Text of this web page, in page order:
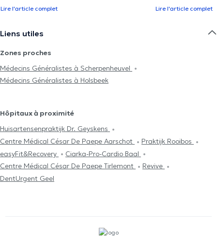
Lire l'article complet Lire l'article complet
Liens utiles
Zones proches
Médecins Généralistes à Scherpenheuvel
Médecins Généralistes à Holsbeek
Hôpitaux à proximité
Huisartensenpraktijk Dr. Geyskens
Centre Médical César De Paepe Aarschot
Praktijk Rooibos
easyFit&Recovery
Ciarka-Pro-Cardio Baal
Centre Médical César De Paepe Tirlemont
Revive
DentUrgent Geel